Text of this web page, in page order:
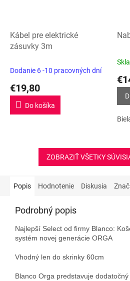
Kábel pre elektrické
zásuvky 3m
Dodanie 6 -10 pracovných dní
€19,80
Do košíka
5
ZOBRAZIŤ VŠETKY
Popis Hodnotenie Diskusia
Podrobný popis
Najlepší Select od firmy Blanco:
systém novej generácie ORGA
Vhodný len do skrinky 60cm
Blanco Orga predstavuje